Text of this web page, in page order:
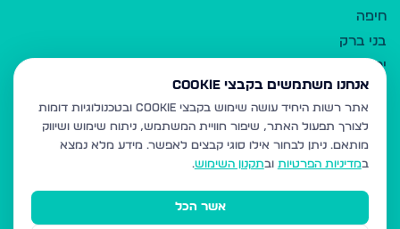
חיפה
בני ברק
ירושלים
אלעד
גבעת זאב
בית שמש
רכסים
מודיעין עילית
אנחנו משתמשים בקבצי Cookie
אתר רשות היחיד עושה שימוש בקבצי Cookie ובטכנולוגיות דומות
לצורך תפעול האתר, שיפור חוויית המשתמש, ניתוח שימוש ושיווק
מותאם. ניתן לבחור אילו סוגי קבצים לאפשר. מידע מלא נמצא
במדיניות הפרטיות ובתקנון השימוש.
אשר הכל